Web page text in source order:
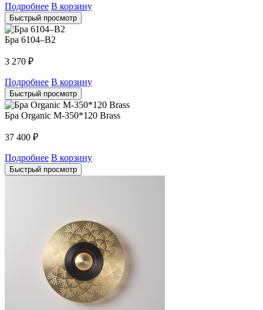
Подробнее В корзину
Быстрый просмотр
Бра 6104–B2
3 270 ₽
Подробнее В корзину
Быстрый просмотр
Бра Organic M-350*120 Brass
37 400 ₽
Подробнее В корзину
Быстрый просмотр